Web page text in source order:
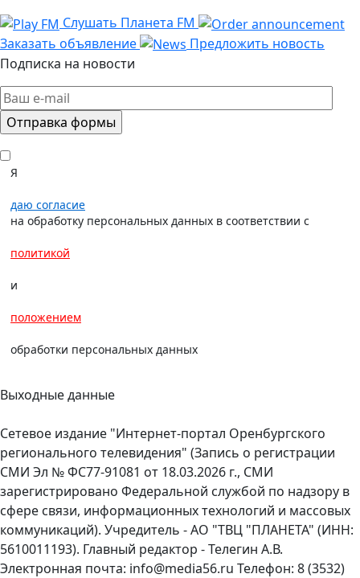
Слушать Планета FM
Заказать объявление
Предложить новость
Подписка на новости
Я
даю согласие
на обработку персональных данных в соответствии с
политикой
и
положением
обработки персональных данных
Выходные данные
Сетевое издание "Интернет-портал Оренбургского
регионального телевидения" (Запись о регистрации
СМИ Эл № ФС77-91081 от 18.03.2026 г., СМИ
зарегистрировано Федеральной службой по надзору в
сфере связи, информационных технологий и массовых
коммуникаций). Учредитель - АО "ТВЦ "ПЛАНЕТА" (ИНН:
5610011193). Главный редактор - Телегин А.В.
Электронная почта: info@media56.ru Телефон: 8 (3532)